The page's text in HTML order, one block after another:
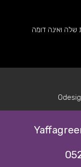
שלה ואינה דומה